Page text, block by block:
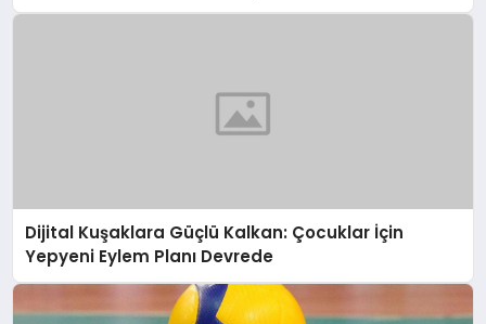
Dijital Kuşaklara Güçlü Kalkan: Çocuklar İçin
Yepyeni Eylem Planı Devrede